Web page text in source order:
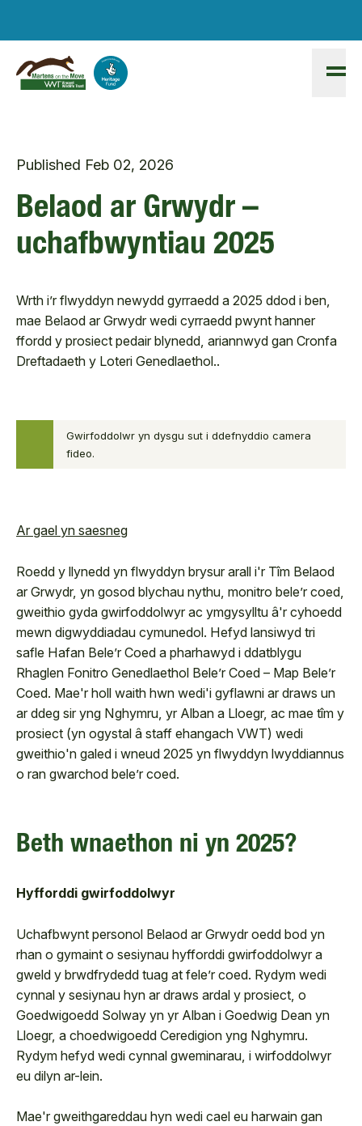
Published Feb 02, 2026
Belaod ar Grwydr –
uchafbwyntiau 2025
Wrth i’r flwyddyn newydd gyrraedd a 2025 ddod i ben,
mae Belaod ar Grwydr wedi cyrraedd pwynt hanner
ffordd y prosiect pedair blynedd, ariannwyd gan Cronfa
Dreftadaeth y Loteri Genedlaethol..
Gwirfoddolwr yn dysgu sut i ddefnyddio camera
fideo.
Ar gael yn saesneg
Roedd y llynedd yn flwyddyn brysur arall i'r Tîm Belaod
ar Grwydr, yn gosod blychau nythu, monitro bele’r coed,
gweithio gyda gwirfoddolwyr ac ymgysylltu â'r cyhoedd
mewn digwyddiadau cymunedol. Hefyd lansiwyd tri
safle Hafan Bele’r Coed a pharhawyd i ddatblygu
Rhaglen Fonitro Genedlaethol Bele’r Coed – Map Bele’r
Coed. Mae'r holl waith hwn wedi'i gyflawni ar draws un
ar ddeg sir yng Nghymru, yr Alban a Lloegr, ac mae tîm y
prosiect (yn ogystal â staff ehangach VWT) wedi
gweithio'n galed i wneud 2025 yn flwyddyn lwyddiannus
o ran gwarchod bele’r coed.
Beth wnaethon ni yn 2025?
Hyfforddi gwirfoddolwyr
Uchafbwynt personol Belaod ar Grwydr oedd bod yn
rhan o gymaint o sesiynau hyfforddi gwirfoddolwyr a
gweld y brwdfrydedd tuag at fele’r coed. Rydym wedi
cynnal y sesiynau hyn ar draws ardal y prosiect, o
Goedwigoedd Solway yn yr Alban i Goedwig Dean yn
Lloegr, a choedwigoedd Ceredigion yng Nghymru.
Rydym hefyd wedi cynnal gweminarau, i wirfoddolwyr
eu dilyn ar-lein.
Mae'r gweithgareddau hyn wedi cael eu harwain gan